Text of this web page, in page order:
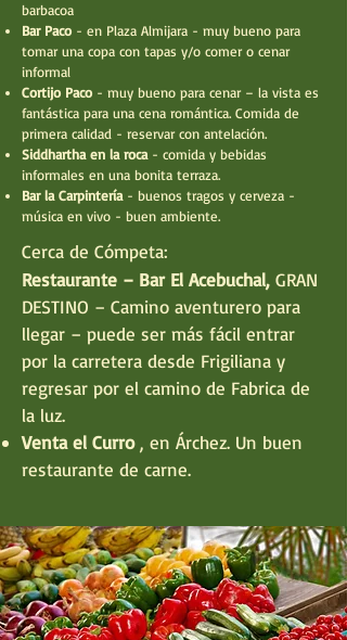
barbacoa
Bar Paco - en Plaza Almijara - muy bueno para
tomar una copa con tapas y/o comer o cenar
informal
Cortijo Paco - muy bueno para cenar – la vista es
fantástica para una cena romántica. Comida de
primera calidad - reservar con antelación.
Siddhartha en la roca - comida y bebidas
informales en una bonita terraza.
Bar la Carpintería - buenos tragos y cerveza -
música en vivo - buen ambiente.
Cerca de Cómpeta:
Restaurante – Bar El Acebuchal, GRAN
DESTINO – Camino aventurero para
llegar – puede ser más fácil entrar
por la carretera desde Frigiliana y
regresar por el camino de Fabrica de
la luz.
Venta el Curro, en Árchez. Un buen
restaurante de carne.